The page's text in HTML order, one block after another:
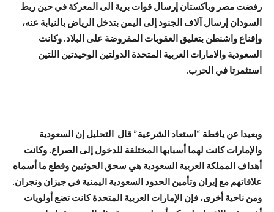
رفضت مصر وباكستان إرسال قوات برية الى المعركة في حين ربط
السودان إرسال آلاف الجنود إلى اليمن بتدخل الرياض بالنيابة عنه،
وإقناع واشنطن بتعليق العقوبات المفروضة على البلاد. وكانت
السعودية والامارات العربية المتحدة الدولتين الوحيدتين اللتين
استثمرتا في الحرب.
وبعيدا عن يافطة “استعاد الشرعية” قال التحليل إن السعودية
والإمارات كانت لهما أسبابها المختلفة للدخول إلى الصراع. وكانت
أهداف المملكة العربية السعودية هي سحق الحوثيين وقطع ما أسماه
علاقاتهم مع إيران وتأمين الحدود السعودية اليمنية في جيزان ونجران.
ومن ناحية أخرى، فإن الإمارات العربية المتحدة كانت تضع أولويات